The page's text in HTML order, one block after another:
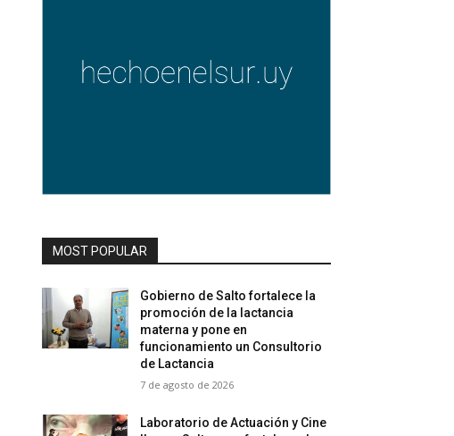
MOST POPULAR
Gobierno de Salto fortalece la
promoción de la lactancia
materna y pone en
funcionamiento un Consultorio
de Lactancia
7 de agosto de 2026
Laboratorio de Actuación y Cine